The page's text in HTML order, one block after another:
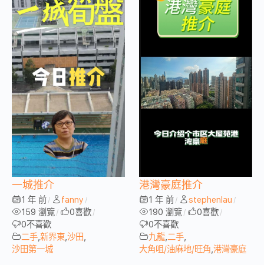
一城推介
1 年 前 / fanny /
159 瀏覽 / 0喜歡 /
0不喜歡
二手 新界東 沙田
沙田第一城
港灣豪庭推介
1 年 前 / stephenlau /
190 瀏覽 / 0喜歡 /
0不喜歡
九龍 二手
大角咀/油麻地/旺角 港灣豪庭